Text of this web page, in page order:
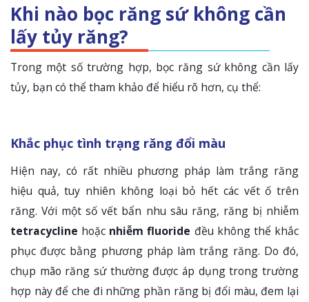
Khi nào bọc răng sứ không cần
lấy tủy răng?
Trong một số trường hợp, bọc răng sứ không cần lấy
tủy, bạn có thể tham khảo để hiểu rõ hơn, cụ thể:
Khắc phục tình trạng răng đổi màu
Hiện nay, có rất nhiều phương pháp làm trắng răng
hiệu quả, tuy nhiên không loại bỏ hết các vết ố trên
răng. Với một số vết bẩn nhu sâu răng, răng bị nhiễm
tetracycline hoặc nhiễm fluoride đều không thể khắc
phục được bằng phương pháp làm trắng răng. Do đó,
chụp mão răng sứ thường được áp dụng trong trường
hợp này để che đi những phần răng bị đổi màu, đem lại